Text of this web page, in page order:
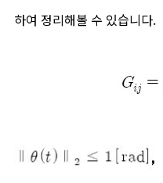
하여 정리해볼 수 있습니다.